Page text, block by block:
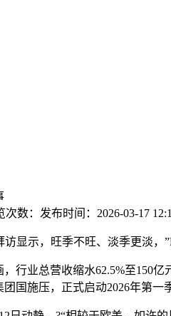
次数： 发布时间： 2026-03-17
示，旺季不旺、淡季更淡，
业总营收缩水62.5%至150亿
国施压，正式启动2026年第一